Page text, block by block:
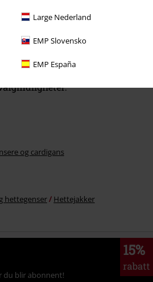
Large Nederland
EMP Slovensko
EMP España
og cardigans
hettegenser Hettejakker
15%
rabatt
du blir abonnent!